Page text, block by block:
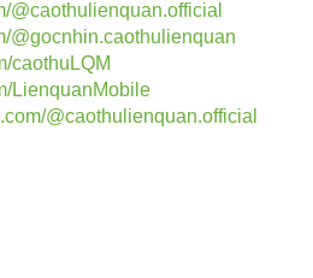
@caothulienquan.official
@gocnhin.caothulienquan
caothuLQM
LienquanMobile
@caothulienquan.official